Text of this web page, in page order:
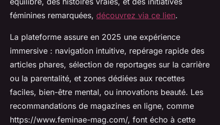
féminines remarquées, découvrez via ce lien.
La plateforme assure en 2025 une expérience
immersive : navigation intuitive, repérage rapide des
articles phares, sélection de reportages sur la carrière
ou la parentalité, et zones dédiées aux recettes
faciles, bien-être mental, ou innovations beauté. Les
recommandations de magazines en ligne, comme
https://www.feminae-mag.com/, font écho à cette